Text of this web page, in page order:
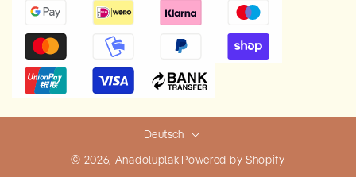
Deutsch
© 2026, Anadoluplak Powered by Shopify